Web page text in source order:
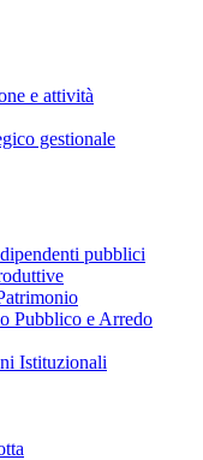
e attività
gestionale
pubblici
Pubblico e Arredo
Istituzionali